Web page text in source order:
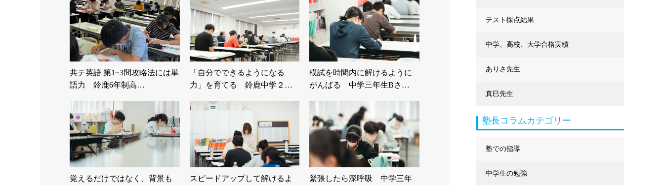
共テ英語 第1~3問攻略法には単
語力 鈴鹿6年制高…
「自分でできるようになる
力」を育てる 鈴鹿中学２
模試を時間内に解けるように
がんばる 中学三年生Bさ…
覚えるだけではなく、背景も
スピードアップして解けるよ
緊張したら深呼吸 中学三年
テスト採点結果
中学、高校、大学合格実績
ありさ先生
真巳先生
塾長コラムカテゴリー
塾での指導
中学生の勉強